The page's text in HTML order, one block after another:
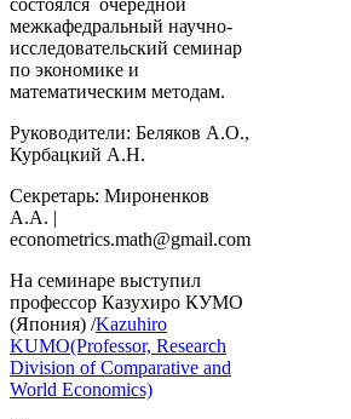
состоялся очередной
межкафедральный научно-
исследовательский семинар
по экономике и
математическим методам.
Руководители: Беляков А.О.,
Курбацкий А.Н.
Секретарь: Мироненков
А.А. |
econometrics.math@gmail.com
На семинаре выступил
профессор Казухиро КУМО
(Япония) /Kazuhiro
KUMO(Professor, Research
Division of Comparative and
World Economics)